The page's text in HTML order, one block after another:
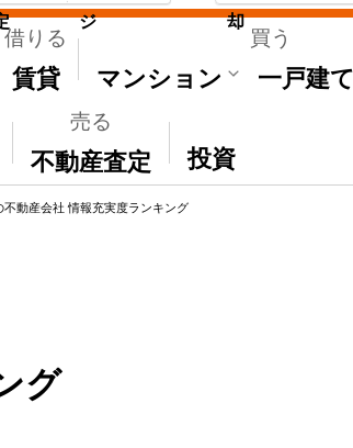
借りる
賃貸
買う
マンション 一戸建
売る
不動産査定
その他
投資
ジ 却
不動産会社 情報充実度ランキング
グ